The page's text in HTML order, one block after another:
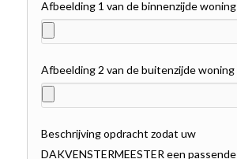
Afbeelding 1 van de binnenzijde woning
Afbeelding 2 van de buitenzijde woning
Beschrijving opdracht zodat uw
DAKVENSTERMEESTER een passende